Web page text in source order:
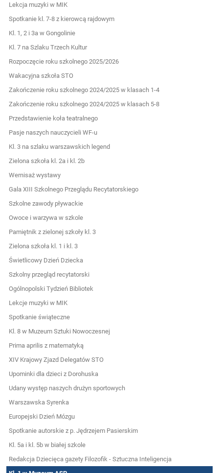
Lekcja muzyki w MIK
Spotkanie kl. 7-8 z kierowcą rajdowym
Kl. 1, 2 i 3a w Gongolinie
Kl. 7 na Szlaku Trzech Kultur
Rozpoczęcie roku szkolnego 2025/2026
Wakacyjna szkoła STO
Zakończenie roku szkolnego 2024/2025 w klasach 1-4
Zakończenie roku szkolnego 2024/2025 w klasach 5-8
Przedstawienie koła teatralnego
Pasje naszych nauczycieli WF-u
Kl. 3 na szlaku warszawskich legend
Zielona szkoła kl. 2a i kl. 2b
Wernisaż wystawy
Gala XIII Szkolnego Przeglądu Recytatorskiego
Szkolne zawody pływackie
Owoce i warzywa w szkole
Pamiętnik z zielonej szkoły kl. 3
Zielona szkoła kl. 1 i kl. 3
Świetlicowy Dzień Dziecka
Szkolny przegląd recytatorski
Ogólnopolski Tydzień Bibliotek
Lekcje muzyki w MIK
Spotkanie świąteczne
Kl. 8 w Muzeum Sztuki Nowoczesnej
Prima aprilis z matematyką
XIV Krajowy Zjazd Delegatów STO
Upominki dla dzieci z Dorohuska
Udany występ naszych drużyn sportowych
Warszawska Syrenka
Europejski Dzień Mózgu
Spotkanie autorskie z p. Jędrzejem Pasierskim
Kl. 5a i kl. 5b w białej szkole
Redakcja Dziecięca gazety Filozofik - Sztuczna Inteligencja